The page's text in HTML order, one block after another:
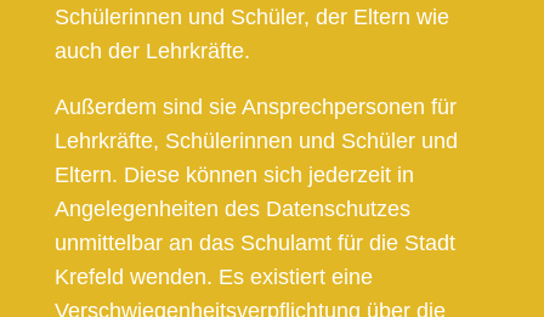
Schülerinnen und Schüler, der Eltern wie
auch der Lehrkräfte.
Außerdem sind sie Ansprechpersonen für
Lehrkräfte, Schülerinnen und Schüler und
Eltern. Diese können sich jederzeit in
Angelegenheiten des Datenschutzes
unmittelbar an das Schulamt für die Stadt
Krefeld wenden. Es existiert eine
Verschwiegenheitsverpflichtung über die